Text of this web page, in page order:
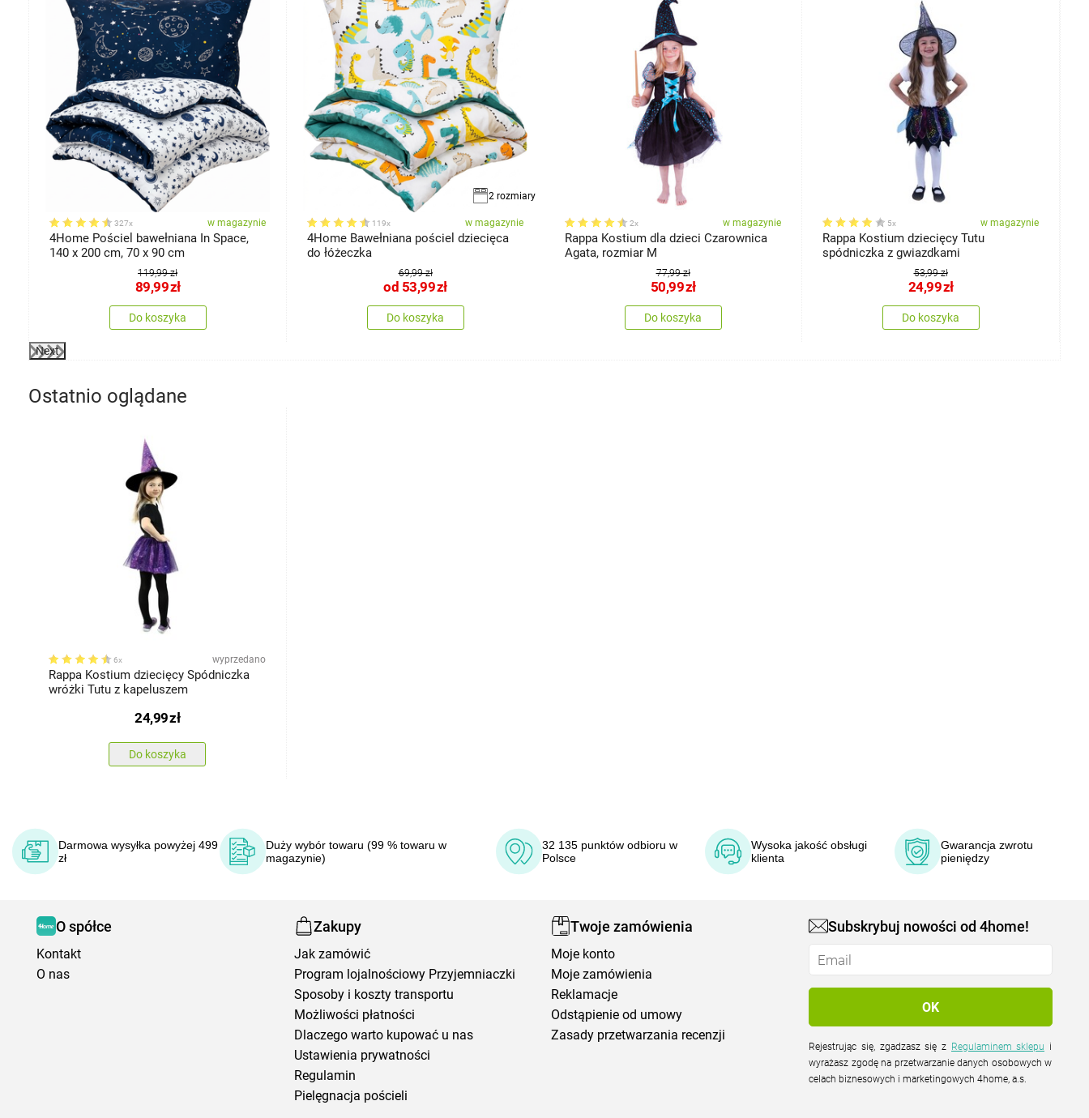
327x w magazynie
4Home Pościel bawełniana In Space,
140 x 200 cm, 70 x 90 cm
119,99 zł
89,99zł
Do koszyka
2 rozmiary
119x w magazynie
4Home Bawełniana pościel dziecięca
do łóżeczka
69,99 zł
od 53,99zł
Do koszyka
2x w magazynie
Rappa Kostium dla dzieci Czarownica
Agata, rozmiar M
77,99 zł
50,99zł
Do koszyka
5x w magazynie
Rappa Kostium dziecięcy Tutu
spódniczka z gwiazdkami
53,99 zł
24,99zł
Do koszyka
Next
Ostatnio oglądane
6x wyprzedano
Rappa Kostium dziecięcy Spódniczka
wróżki Tutu z kapeluszem
24,99zł
Do koszyka
Darmowa wysyłka powyżej 499
zł
Duży wybór towaru (99 % towaru w
magazynie)
32 135 punktów odbioru w
Polsce
Wysoka jakość obsługi
klienta
Gwarancja zwrotu
pieniędzy
O spółce
Kontakt
O nas
Zakupy
Jak zamówić
Program lojalnościowy Przyjemniaczki
Sposoby i koszty transportu
Możliwości płatności
Dlaczego warto kupować u nas
Ustawienia prywatności
Regulamin
Pielęgnacja pościeli
Twoje zamówienia
Moje konto
Moje zamówienia
Reklamacje
Odstąpienie od umowy
Zasady przetwarzania recenzji
Subskrybuj nowości od 4home!
Rejestrując się, zgadzasz się z Regulaminem sklepu
wyrażasz zgodę na przetwarzanie danych osobowych w
celach biznesowych i marketingowych 4home, a.s.